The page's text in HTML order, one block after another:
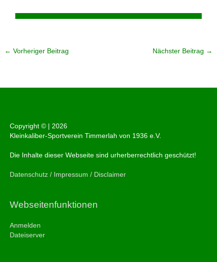
← Vorheriger Beitrag Nächster Beitrag →
Copyright © | 2026
Kleinkaliber-Sportverein Timmerlah von 1936 e.V.
Die Inhalte dieser Webseite sind urherberrechtlich geschützt!
Datenschutz / Impressum / Disclaimer
Webseitenfunktionen
Anmelden
Dateiserver